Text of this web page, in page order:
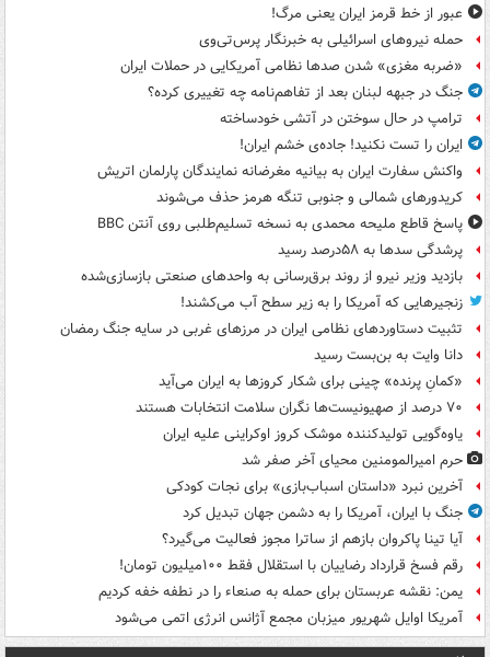
عبور از خط قرمز ایران یعنی مرگ!
حمله نیروهای اسرائیلی به خبرنگار پرس‌تی‌وی
«ضربه مغزی» شدن صدها نظامی آمریکایی در حملات ایران
جنگ در جبهه لبنان بعد از تفاهم‌نامه چه تغییری کرده؟
ترامپ در حال سوختن در آتشی خودساخته
ایران را تست نکنید! جاده‌ی خشم ایران!
واکنش سفارت ایران به بیانیه مغرضانه نمایندگان پارلمان اتریش
کریدورهای شمالی و جنوبی تنگه هرمز حذف می‌شوند
پاسخ قاطع ملیحه محمدی به نسخه تسلیم‌طلبی روی آنتن BBC
پرشدگی سدها به ۵۸درصد رسید
بازدید وزیر نیرو از روند برق‌رسانی به واحدهای صنعتی بازسازی‌شده
زنجیرهایی که آمریکا را به زیر سطح آب می‌کشند!
تثبیت دستاوردهای نظامی ایران در مرزهای غربی در سایه جنگ رمضان
دانا وایت به بن‌بست رسید
«کمانِ پرنده» چینی برای شکار کروزها به ایران می‌آید
۷۰ درصد از صهیونیست‌ها نگران سلامت انتخابات هستند
یاوه‌گویی تولیدکننده موشک کروز اوکراینی علیه ایران
حرم امیرالمومنین محیای آخر صفر شد
آخرین نبرد «داستان اسباب‌بازی» برای نجات کودکی
جنگ با ایران، آمریکا را به دشمن جهان تبدیل کرد
آیا تینا پاکروان بازهم از ساترا مجوز فعالیت می‌گیرد؟
رقم فسخ قرارداد رضاییان با استقلال فقط ۱۰۰میلیون تومان!
یمن: نقشه عربستان برای حمله به صنعاء را در نطفه خفه کردیم
آمریکا اوایل شهریور میزبان مجمع آژانس انرژی اتمی می‌شود